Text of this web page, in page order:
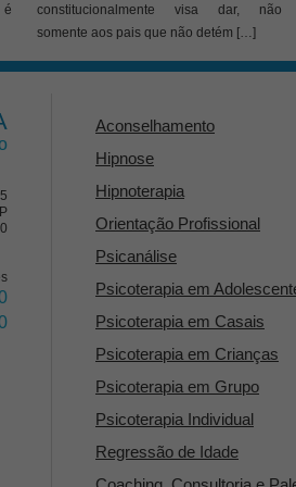
é
constitucionalmente visa dar, não
somente aos pais que não detém […]
Aconselhamento
Hipnose
Hipnoterapia
Orientação Profissional
Psicanálise
Psicoterapia em
Psicoterapia em Casais
Psicoterapia em Crianças
Psicoterapia em Grupo
Psicoterapia Individual
Regressão de Idade